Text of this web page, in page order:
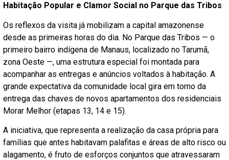
Habitação Popular e Clamor Social no Parque das Tribos
Os reflexos da visita já mobilizam a capital amazonense
desde as primeiras horas do dia. No Parque das Tribos — o
primeiro bairro indígena de Manaus, localizado no Tarumã,
zona Oeste —, uma estrutura especial foi montada para
acompanhar as entregas e anúncios voltados à habitação. A
grande expectativa da comunidade local gira em torno da
entrega das chaves de novos apartamentos dos residenciais
Morar Melhor (etapas 13, 14 e 15).
A iniciativa, que representa a realização da casa própria para
famílias que antes habitavam palafitas e áreas de alto risco ou
alagamento, é fruto de esforços conjuntos que atravessaram